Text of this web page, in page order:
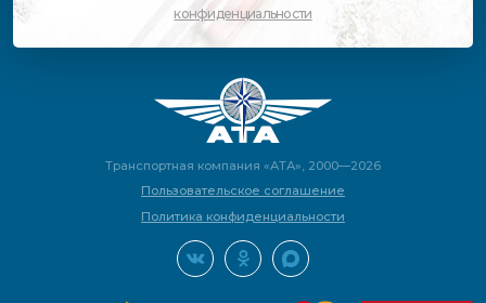
конфиденциальности
Транспортная компания «АТА», 2000—2026
Пользовательское соглашение
Политика конфиденциальности